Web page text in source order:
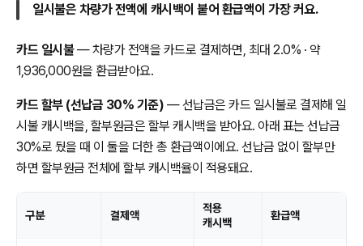
일시불은 차량가 전액에 캐시백이 붙어 환급액이 가장 커요.
카드 일시불— 차량가 전액을 카드로 결제하면, 최대 2.0% · 약
1,936,000원을 환급받아요.
카드 할부 (선납금 30% 기준) — 선납금은 카드 일시불로 결제해 일
시불 캐시백을, 할부원금은 할부 캐시백을 받아요. 아래 표는 선납금
30%로 뒀을 때 이 둘을 더한 총 환급액이에요. 선납금 없이 할부만
하면 할부원금 전체에 할부 캐시백율이 적용돼요.
구분 결제액
적용
캐시백
환급액